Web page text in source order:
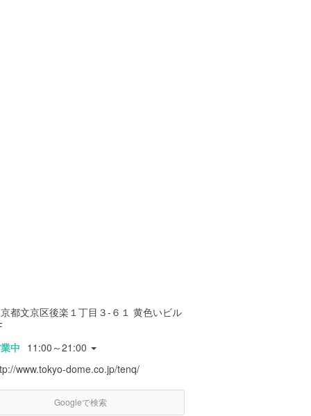
都文京区後楽１丁目３-６１ 黄色いビル
中 11:00～21:00
www.tokyo-dome.co.jp/tenq/
Googleで検索